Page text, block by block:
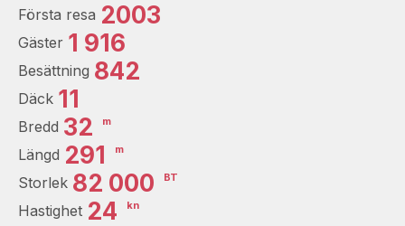
Första resa 2003
Gäster 1 916
Besättning 842
Däck 11
Bredd 32 m
Längd 291 m
Storlek 82 000 BT
Hastighet 24 kn